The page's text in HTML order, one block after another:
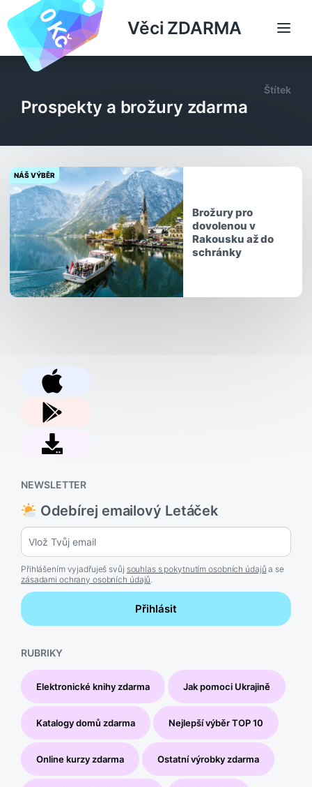
Věci ZDARMA
Štítek
Prospekty a brožury zdarma
NÁŠ VÝBĚR
Brožury pro
dovolenou v
Rakousku až do
schránky
NEWSLETTER
Odebírej emailový Letáček
Přihlášením vyjadřuješ svůj souhlas s pokytnutím osobních údajů a se
zásadami ochrany osobních údajů.
Přihlásit
RUBRIKY
Elektronické knihy zdarma Jak pomoci Ukrajině
Katalogy domů zdarma Nejlepší výběr TOP 10
Online kurzy zdarma Ostatní výrobky zdarma